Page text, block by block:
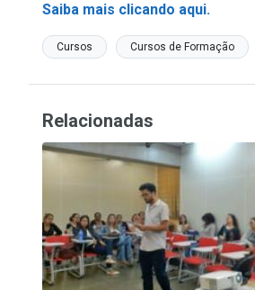
Saiba mais clicando aqui.
Cursos Cursos de Formação
Relacionadas